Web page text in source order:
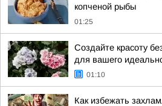
копченой рыбы
01:25
Создайте красоту
для вашего
01:10
Как избежать